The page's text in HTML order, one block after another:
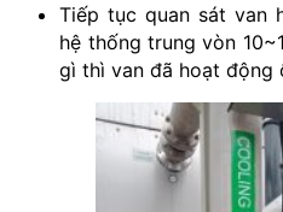
Tiếp tục quan sát van
hệ thống trung vòn
gì thì van đã hoạt động